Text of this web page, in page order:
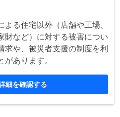
る住宅以外（店舗や工場、
財など）に対する被害につい
求や、被災者支援の制度を利
があります。
細を確認する